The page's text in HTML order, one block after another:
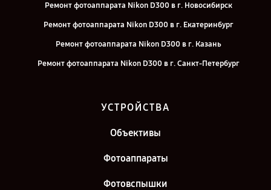
Ремонт фотоаппарата Nikon D300 в г. Новосибирск
Ремонт фотоаппарата Nikon D300 в г. Екатеринбург
Ремонт фотоаппарата Nikon D300 в г. Казань
Ремонт фотоаппарата Nikon D300 в г. Санкт-Петербург
УСТРОЙСТВА
Объективы
Фотоаппараты
Фотовспышки